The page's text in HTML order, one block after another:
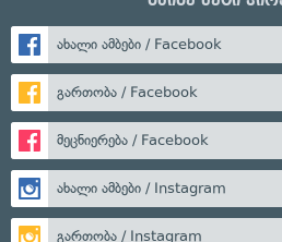
ახალი ამბები / Facebook
გართობა / Facebook
მეცნიერება / Facebook
ახალი ამბები / Instagram
გართობა / Instagram